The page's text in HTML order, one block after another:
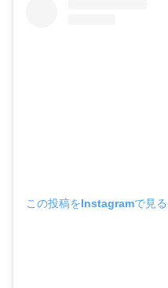
この投稿をInstagramで見る